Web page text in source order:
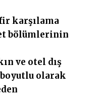
karşılama
bölümlerinin
ve otel dış
olarak